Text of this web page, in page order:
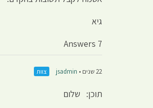
גיא
7 Answers
22 שנים • jsadmin צוות
תוכן: שלום